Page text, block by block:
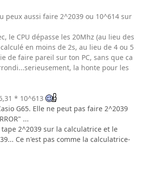
peux aussi faire 2^2039 ou 10^614 sur
le CPU dépasse les 20Mhz (au lieu des
en moins de 2s, au lieu de 4 ou 5
de faire pareil sur ton PC, sans que ca
la honte pour les
* 10^613
G65. Elle ne peut pas faire 2^2039
...
tape 2^2039 sur la calculatrice et le
Ce n'est pas comme la calculatrice-